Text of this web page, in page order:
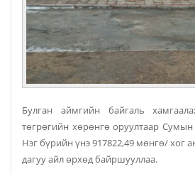
Булган аймгийн байгаль
төгрөгийн хөрөнгө оруултаар
Нэг бүрийн үнэ 917822,49 мөнгө/ хог
дагуу айл өрхөд байршууллаа.